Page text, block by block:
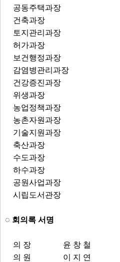
공동주택과장
건축과장
토지관리과장
허가과장
보건행정과장
감염병관리과장
건강증진과장
위생과장
농업정책과장
농촌자원과장
기술지원과장
축산과장
수도과장
하수과장
공원사업과장
시립도서관장
◌ 회의록 서명
의 장
윤 창 철
의 원
이 지 연